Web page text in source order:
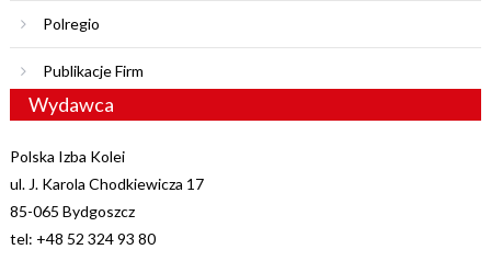
Polregio
Publikacje Firm
Wydawca
Polska Izba Kolei
ul. J. Karola Chodkiewicza 17
85-065 Bydgoszcz
tel: +48 52 324 93 80